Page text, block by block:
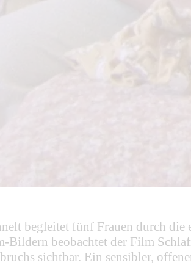
begleitet fünf Frauen durch
beobachtet der Film
sichtbar. Ein sensibler,